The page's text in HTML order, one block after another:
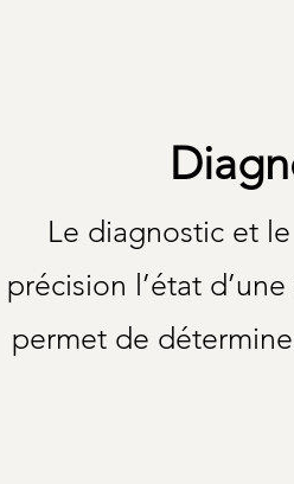
Le diagnostic et
précision l’état
permet de